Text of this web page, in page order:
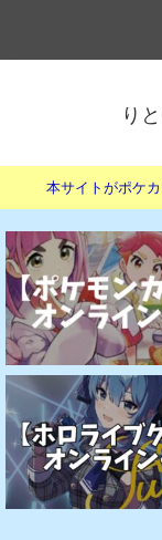
り
本サイトがポケ